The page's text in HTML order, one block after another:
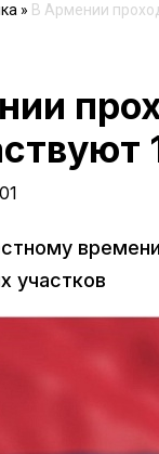
» В Армении
участков